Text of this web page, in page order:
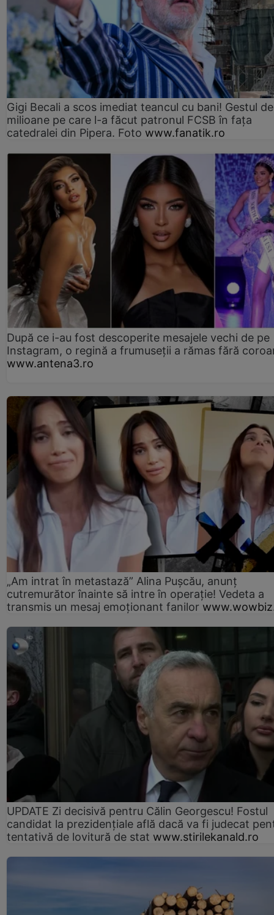
Gigi Becali a scos imediat teancul cu bani! Gestul de
milioane pe care l-a făcut patronul FCSB în fața
catedralei din Pipera. Foto www.fanatik.ro
După ce i-au fost descoperite mesajele vechi de pe
Instagram, o regină a frumuseții a rămas fără
www.antena3.ro
„Am intrat în metastază” Alina Pușcău, anunț
cutremurător înainte să intre în operație! Vedeta a
transmis un mesaj emoționant fanilor
UPDATE Zi decisivă pentru Călin Georgescu! Fostul
candidat la prezidențiale află dacă va fi judecat
tentativă de lovitură de stat www.stirilekanald.ro